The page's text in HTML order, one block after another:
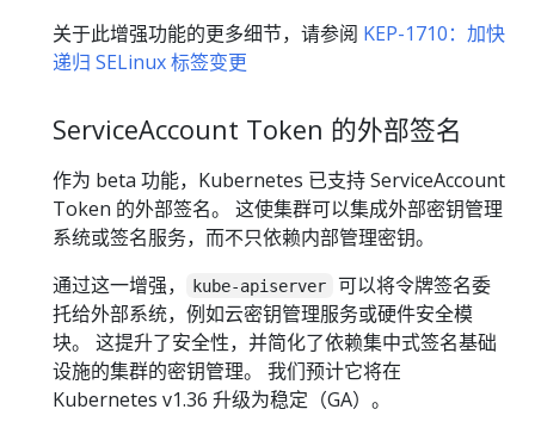
关于此增强功能的更多细节，请参阅 KEP-1710：加快
递归 SELinux 标签变更
ServiceAccount Token 的外部签名
作为 beta 功能，Kubernetes 已支持 ServiceAccount
Token 的外部签名。 这使集群可以集成外部密钥管理
系统或签名服务，而不只依赖内部管理密钥。
通过这一增强，
kube-apiserver
可以将令牌签名委
托给外部系统，例如云密钥管理服务或硬件安全模
块。 这提升了安全性，并简化了依赖集中式签名基础
设施的集群的密钥管理。 我们预计它将在
Kubernetes v1.36 升级为稳定（GA）。